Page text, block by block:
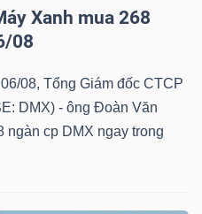
Xanh mua 268
08
08, Tổng Giám đốc CTCP
DMX) - ông Đoàn Văn
ngàn cp DMX ngay trong